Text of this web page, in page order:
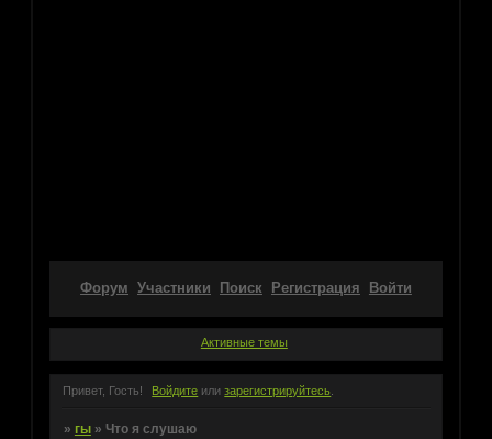
Форум Участники Поиск Регистрация Войти
Активные темы
Привет, Гость! Войдите илизарегистрируйтесь.
» гы » Что я слушаю